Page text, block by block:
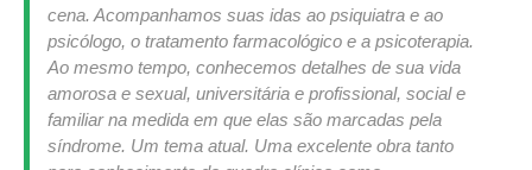
cena. Acompanhamos suas idas ao psiquiatra e ao
psicólogo, o tratamento farmacológico e a psicoterapia.
Ao mesmo tempo, conhecemos detalhes de sua vida
amorosa e sexual, universitária e profissional, social e
familiar na medida em que elas são marcadas pela
síndrome. Um tema atual. Uma excelente obra tanto